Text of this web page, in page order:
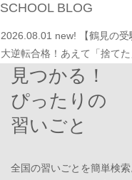
SCHOOL BLOG
2026.08.01 new!
【鶴見の
大逆転合格！あえて「捨て
2026.08.01 new! 心を育てる
2026.07.29
new! 【第24回
JPCスポーツ教室 山形店
2026.07.22 情操教育ってつ
現教室そうぞう
見つかる！
ぴったりの
習いごと
全国の習いごとを簡単検索